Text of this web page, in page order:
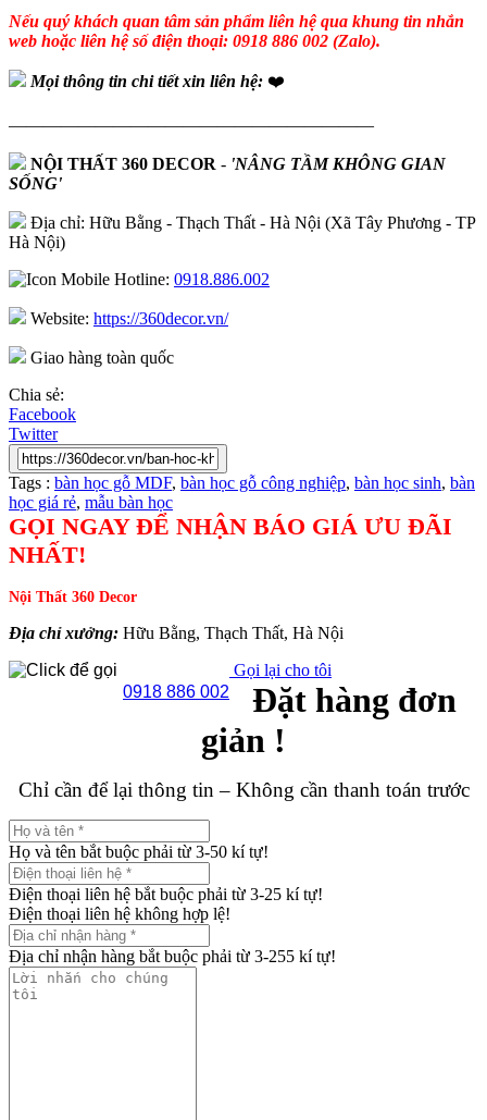
Nếu quý khách quan tâm sản phẩm liên hệ qua khung tin nhắn
web hoặc liên hệ số điện thoại: 0918 886 002 (Zalo).
Mọi thông tin chi tiết xin liên hệ: ❤️
—————————————————————
NỘI THẤT 360 DECOR - 'NÂNG TẦM KHÔNG GIAN
SỐNG'
Địa chỉ: Hữu Bằng - Thạch Thất - Hà Nội (Xã Tây Phương - TP
Hà Nội)
Hotline: 0918.886.002
Website: https://360decor.vn/
Giao hàng toàn quốc
Chia sẻ:
Facebook
Twitter
Tags : bàn học gỗ MDF, bàn học gỗ công nghiệp, bàn học sinh, bàn
học giá rẻ, mẫu bàn học
GỌI NGAY ĐỂ NHẬN BÁO GIÁ ƯU ĐÃI
NHẤT!
Nội Thất 360 Decor
Địa chỉ xưởng: Hữu Bằng, Thạch Thất, Hà Nội
0918 886 002
Gọi lại cho tôi
Đặt hàng đơn
giản !
Chỉ cần để lại thông tin – Không cần thanh toán trước
Họ và tên bắt buộc phải từ 3-50 kí tự!
Điện thoại liên hệ bắt buộc phải từ 3-25 kí tự!
Điện thoại liên hệ không hợp lệ!
Địa chỉ nhận hàng bắt buộc phải từ 3-255 kí tự!